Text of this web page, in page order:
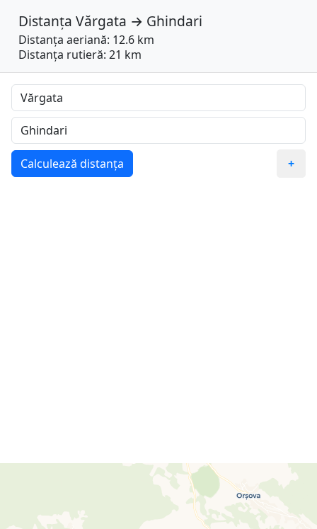
Distanța Vărgata → Ghindari
Distanța aeriană: 12.6 km
Distanța rutieră: 21 km
Calculează distanța +